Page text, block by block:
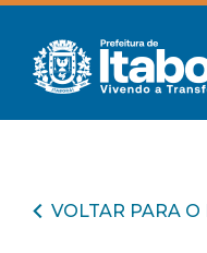
VOLTAR PARA